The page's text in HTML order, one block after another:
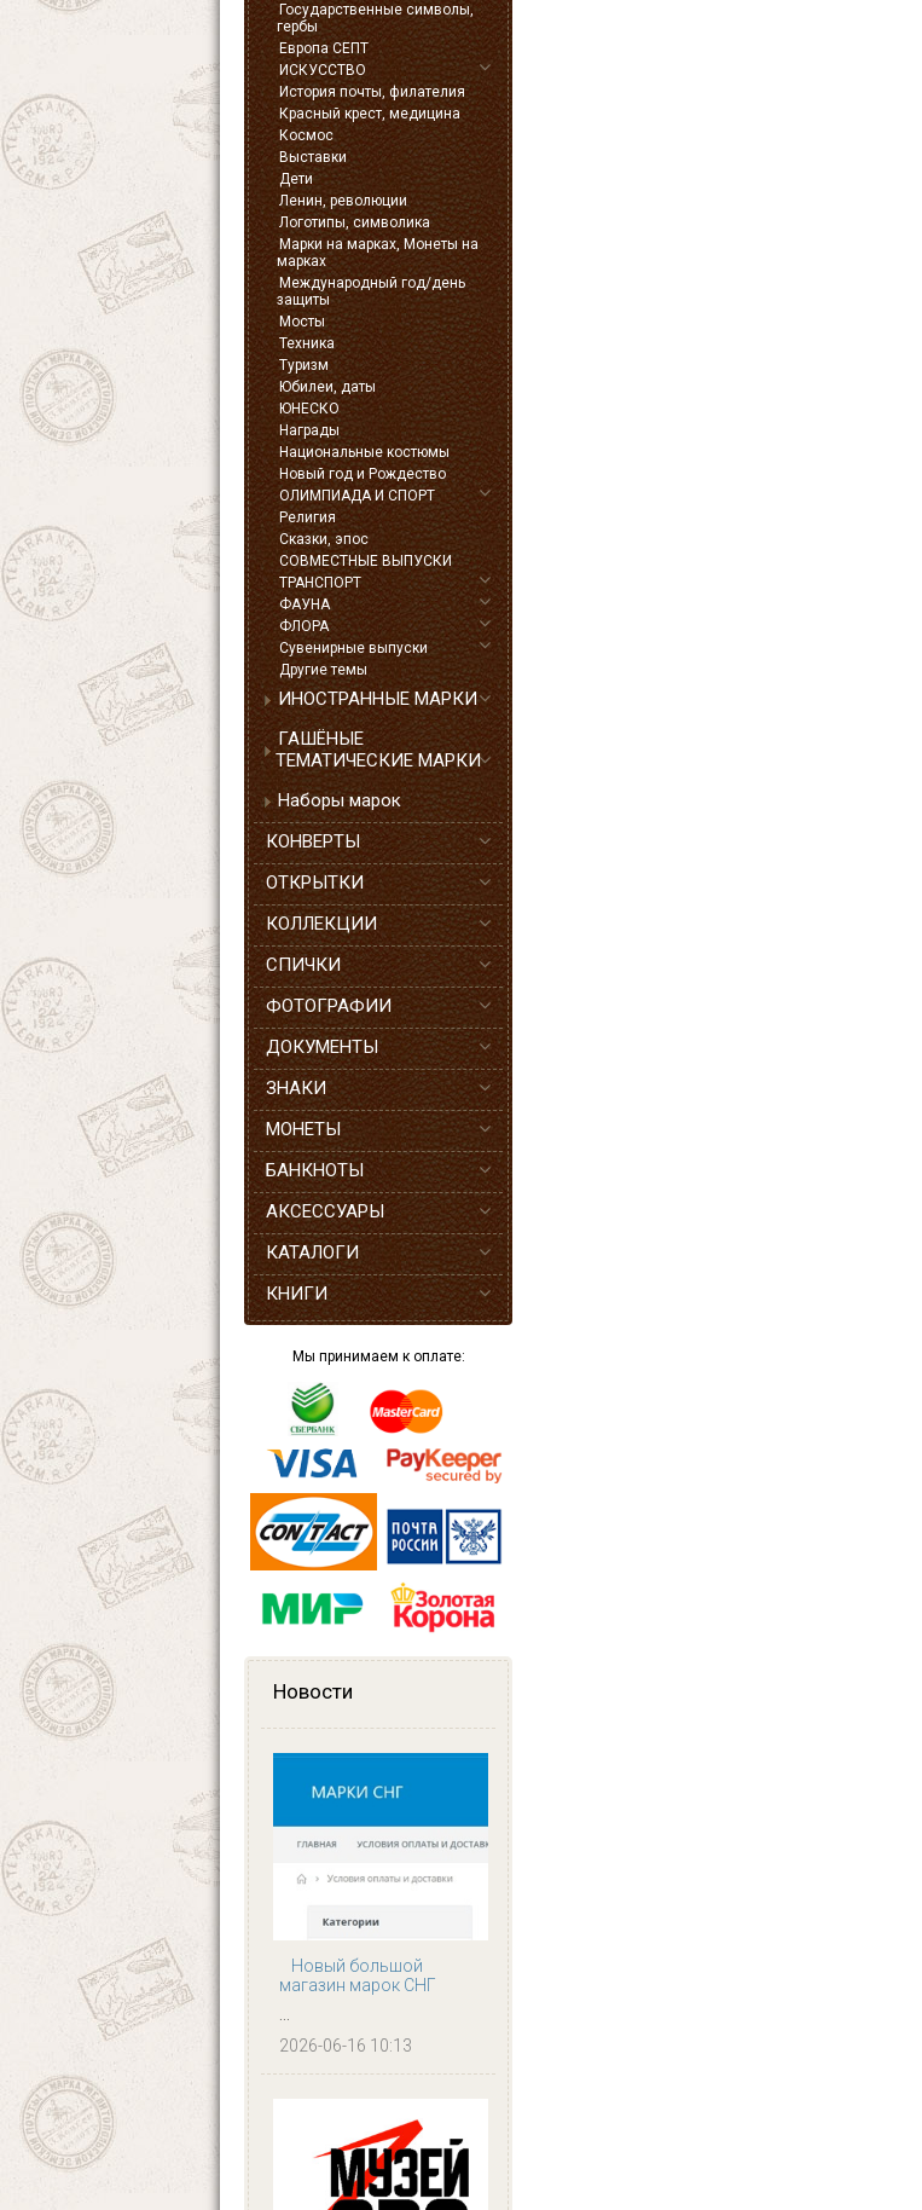
Государственные символы,
гербы
Европа СЕПТ
ИСКУССТВО
История почты, филателия
Красный крест, медицина
Космос
Выставки
Дети
Ленин, революции
Логотипы, символика
Марки на марках, Монеты на
марках
Международный год/день
защиты
Мосты
Техника
Туризм
Юбилеи, даты
ЮНЕСКО
Награды
Национальные костюмы
Новый год и Рождество
ОЛИМПИАДА И СПОРТ
Религия
Сказки, эпос
СОВМЕСТНЫЕ ВЫПУСКИ
ТРАНСПОРТ
ФАУНА
ФЛОРА
Сувенирные выпуски
Другие темы
ИНОСТРАННЫЕ МАРКИ
ГАШЁНЫЕ
ТЕМАТИЧЕСКИЕ МАРКИ
Наборы марок
КОНВЕРТЫ
ОТКРЫТКИ
КОЛЛЕКЦИИ
СПИЧКИ
ФОТОГРАФИИ
ДОКУМЕНТЫ
ЗНАКИ
МОНЕТЫ
БАНКНОТЫ
АКСЕССУАРЫ
КАТАЛОГИ
КНИГИ
Мы принимаем к оплате:
Новости
Новый большой
магазин марок СНГ
...
2026-06-16 10:13